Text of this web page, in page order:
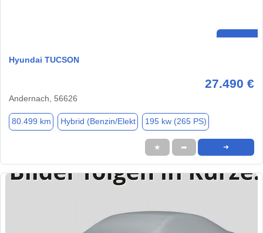
Hyundai TUCSON
27.490 €
Andernach, 56626
80.499 km Hybrid (Benzin/Elekt 195 kw (265 PS)
★ ➦ ➜